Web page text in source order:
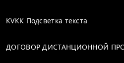
он подключается. На
загоняет Агору в угол.
КVКК Подсветка текста
ДОГОВОР ДИСТАНЦИОННОЙ